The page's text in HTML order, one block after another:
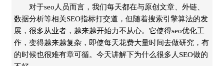
对于seo人员而言，我们每天都在与原创文章、外链、
数据分析等相关SEO指标打交道，但随着搜索引擎算法的发
展，很多从业者，越来越开始力不从心。它使得seo优化工
作，变得越来越复杂，即使每天花费大量时间去做研究，有
的时候也很难有章可循。今天讲解下为什么很多人SEO做的